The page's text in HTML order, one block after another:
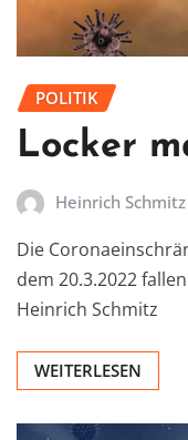
POLITIK
Locker
Heinrich Schmitz
Die
dem 20.3.2022
Heinrich Schmitz
WEITERLESEN